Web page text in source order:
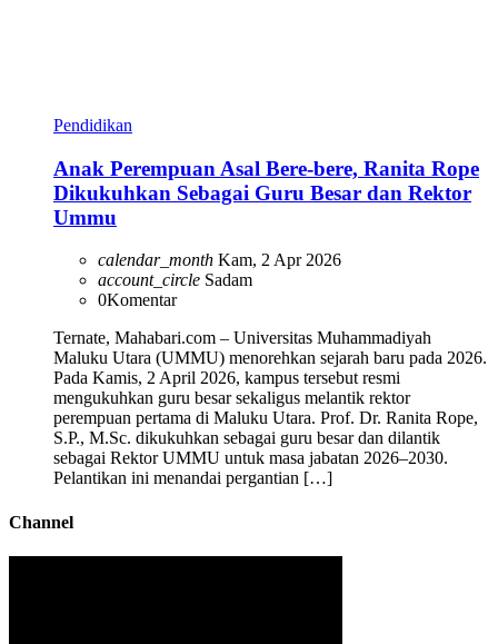
Pendidikan
Anak Perempuan Asal Bere-bere, Ranita Rope
Dikukuhkan Sebagai Guru Besar dan Rektor
Ummu
calendar_month Kam, 2 Apr 2026
account_circle Sadam
0Komentar
Ternate, Mahabari.com – Universitas Muhammadiyah
Maluku Utara (UMMU) menorehkan sejarah baru pada 2026.
Pada Kamis, 2 April 2026, kampus tersebut resmi
mengukuhkan guru besar sekaligus melantik rektor
perempuan pertama di Maluku Utara. Prof. Dr. Ranita Rope,
S.P., M.Sc. dikukuhkan sebagai guru besar dan dilantik
sebagai Rektor UMMU untuk masa jabatan 2026–2030.
Pelantikan ini menandai pergantian […]
Channel